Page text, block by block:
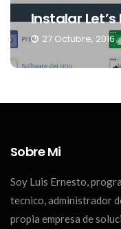
Instalar Let’s
27 Octubre, 2016
Sobre Mi
Soy Luis Ernesto,
tecnico, administrador
propia empresa de